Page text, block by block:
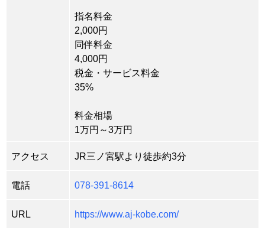
指名料金
2,000円
同伴料金
4,000円
税金・サービス料金
35%
料金相場
1万円～3万円
アクセス JR三ノ宮駅より徒歩約3分
電話 078-391-8614
URL https://www.aj-kobe.com/